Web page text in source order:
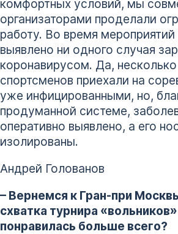
комфортных условий, мы
организаторами проделали
работу. Во время
выявлено ни одного случая
коронавирусом. Да, несколько
спортсменов приехали на
уже инфицированными, но,
продуманной системе,
оперативно выявлено, а его
изолированы.
Андрей Голованов
– Вернемся к Гран-при
схватка турнира «вольников»
понравилась больше всего?